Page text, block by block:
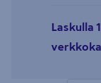
Laskulla